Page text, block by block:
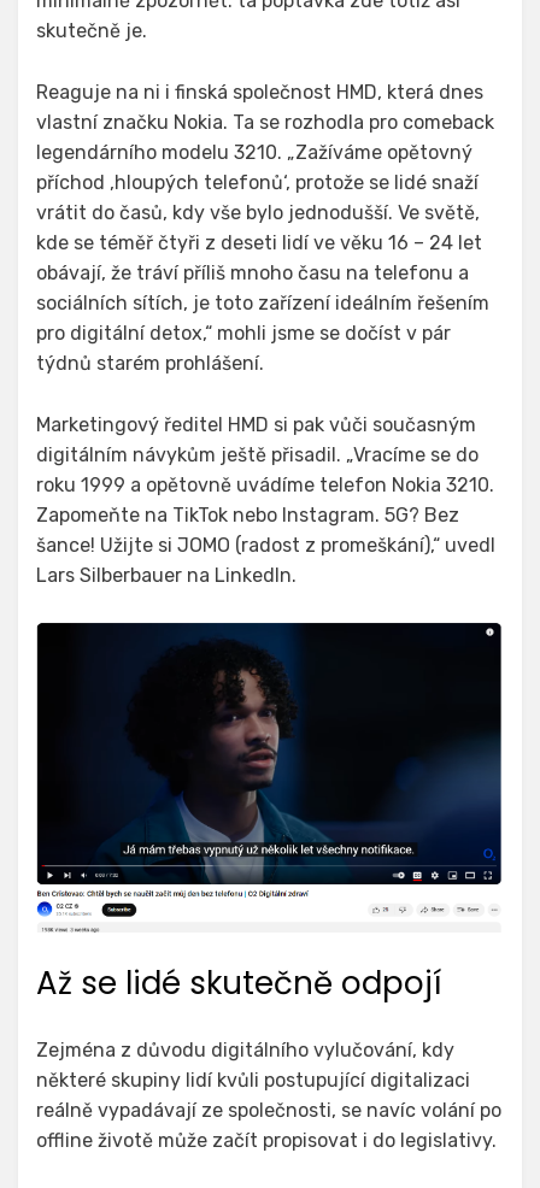
skutečně je.
Reaguje na ni i finská společnost HMD, která dnes
vlastní značku Nokia. Ta se rozhodla pro comeback
legendárního modelu 3210. „Zažíváme opětovný
příchod ‚hloupých telefonů‘, protože se lidé snaží
vrátit do časů, kdy vše bylo jednodušší. Ve světě,
kde se téměř čtyři z deseti lidí ve věku 16 – 24 let
obávají, že tráví příliš mnoho času na telefonu a
sociálních sítích, je toto zařízení ideálním řešením
pro digitální detox,“ mohli jsme se dočíst v pár
týdnů starém prohlášení.
Marketingový ředitel HMD si pak vůči současným
digitálním návykům ještě přisadil. „Vracíme se do
roku 1999 a opětovně uvádíme telefon Nokia 3210.
Zapomeňte na TikTok nebo Instagram. 5G? Bez
šance! Užijte si JOMO (radost z promeškání),“ uvedl
Lars Silberbauer na LinkedIn.
Až se lidé skutečně odpojí
Zejména z důvodu digitálního vylučování, kdy
některé skupiny lidí kvůli postupující digitalizaci
reálně vypadávají ze společnosti, se navíc volání po
offline životě může začít propisovat i do legislativy.